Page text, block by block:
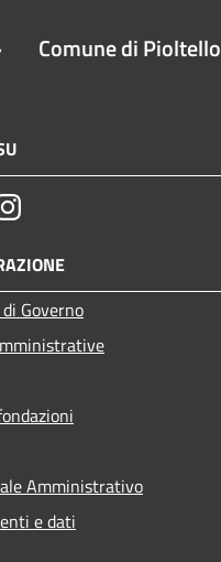
Comune di Pioltello
Instagram
Governo
Amministrativo
e dati